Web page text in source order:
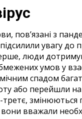
пов’язані з
увагу до
люди
умов у
спадом
або перейшли
третє, змінюються
вважали